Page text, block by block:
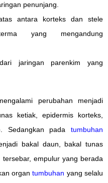
penunjang.
antara korteks dan stele
yang mengandung
jaringan parenkim yang
perubahan menjadi
ketiak, epidermis korteks,
Sedangkan pada tumbuhan
bakal daun, bakal tunas
empulur yang berada
organtumbuhan yang selalu